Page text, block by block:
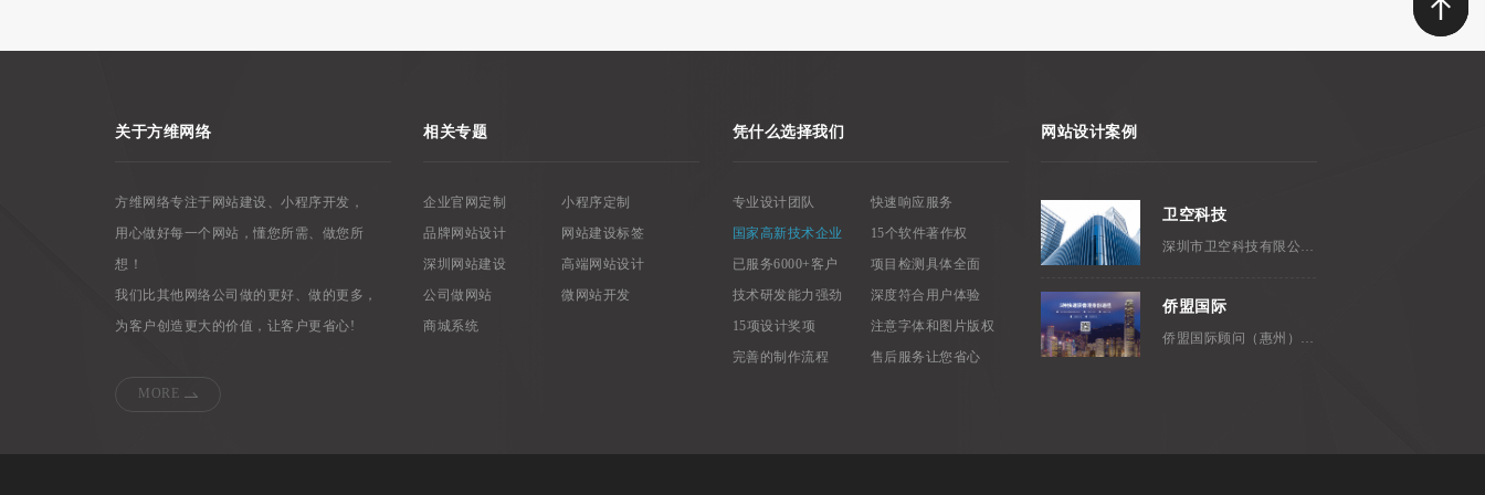
关于方维网络
方维网络专注于网站建设、小程序开发，
用心做好每一个网站，懂您所需、做您所
想！
我们比其他网络公司做的更好、做的更多，
为客户创造更大的价值，让客户更省心!
MORE
相关专题
企业官网定制
小程序定制
品牌网站设计
网站建设标签
深圳网站建设
高端网站设计
公司做网站
微网站开发
商城系统
凭什么选择我们
专业设计团队
快速响应服务
国家高新技术企业
15个软件著作权
已服务6000+客户
项目检测具体全面
技术研发能力强劲
深度符合用户体验
15项设计奖项
注意字体和图片版权
完善的制作流程
售后服务让您省心
网站设计案例
卫空科技
深圳市卫空科技有限公司，成立...
侨盟国际
侨盟国际顾问（惠州）有限公司是...